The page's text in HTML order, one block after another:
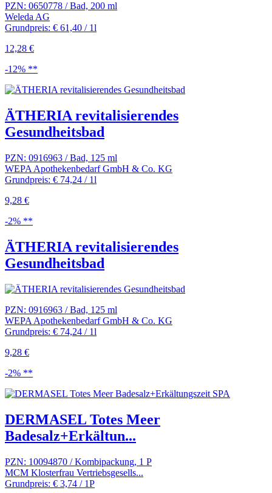
PZN: 0650778 / Bad, 200 ml
Weleda AG
Grundpreis: € 61,40 / 1l
12,28 €
-12% **
ÄTHERIA revitalisierendes
Gesundheitsbad
PZN: 0916963 / Bad, 125 ml
WEPA Apothekenbedarf GmbH & Co. KG
Grundpreis: € 74,24 / 1l
9,28 €
-2% **
ÄTHERIA revitalisierendes
Gesundheitsbad
PZN: 0916963 / Bad, 125 ml
WEPA Apothekenbedarf GmbH & Co. KG
Grundpreis: € 74,24 / 1l
9,28 €
-2% **
DERMASEL Totes Meer
Badesalz+Erkältun...
PZN: 10094870 / Kombipackung, 1 P
MCM Klosterfrau Vertriebsgesells...
Grundpreis: € 3,74 / 1P